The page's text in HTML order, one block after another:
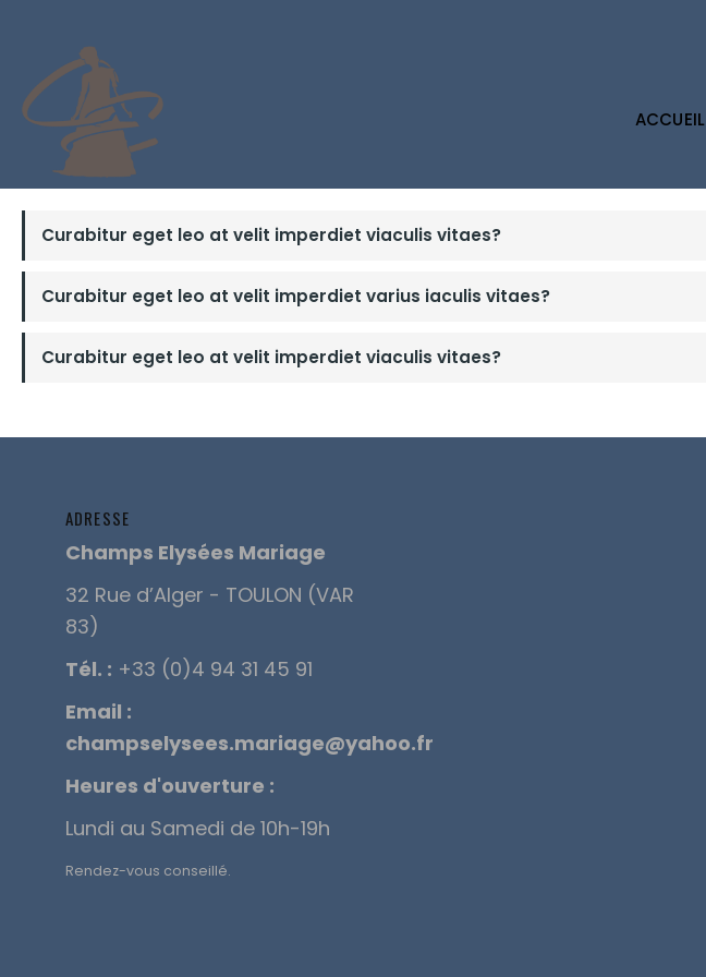
ACCUEIL
Curabitur eget leo at velit imperdiet viaculis vitaes?
Curabitur eget leo at velit imperdiet varius iaculis vitaes?
Curabitur eget leo at velit imperdiet viaculis vitaes?
ADRESSE
Champs Elysées Mariage
32 Rue d’Alger - TOULON (VAR
83)
Tél. : +33 (0)4 94 31 45 91
Email :
champselysees.mariage@yahoo.fr
Heures d'ouverture :
Lundi au Samedi de 10h-19h
Rendez-vous conseillé.